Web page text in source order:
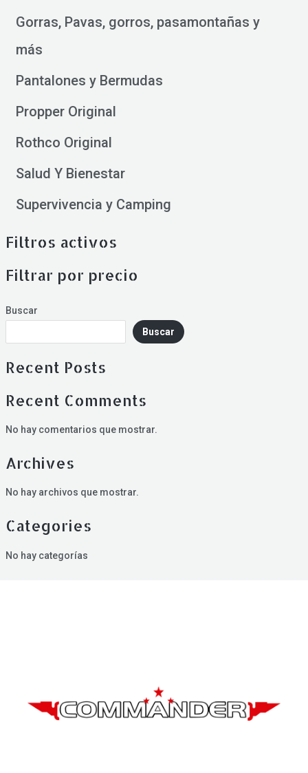
Gorras, Pavas, gorros, pasamontañas y
más
Pantalones y Bermudas
Propper Original
Rothco Original
Salud Y Bienestar
Supervivencia y Camping
Filtros activos
Filtrar por precio
Buscar
Buscar
Recent Posts
Recent Comments
No hay comentarios que mostrar.
Archives
No hay archivos que mostrar.
Categories
No hay categorías